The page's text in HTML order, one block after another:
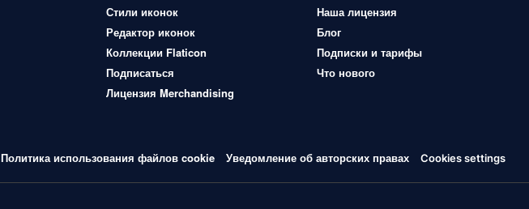
Стили иконок
Редактор иконок
Коллекции Flaticon
Подписаться
Лицензия Merchandising
Наша лицензия
Блог
Подписки и тарифы
Что нового
Политика использования файлов cookie Уведомление об авторских правах Cookies settings